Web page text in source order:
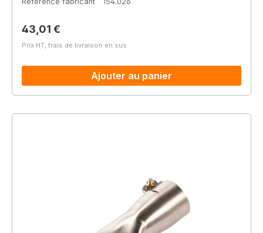
Prix régulier :
43,01 €
Prix HT, frais de livraison en sus
Ajouter au panier